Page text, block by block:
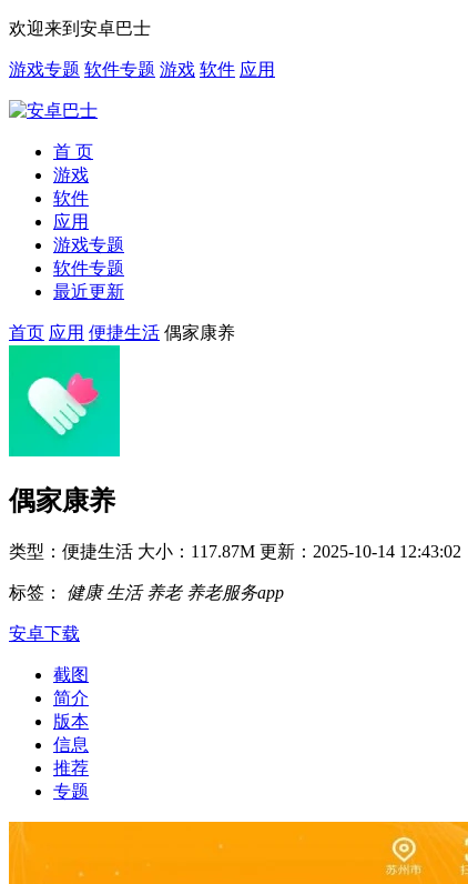
欢迎来到安卓巴士
游戏专题 软件专题 游戏 软件 应用
首 页
游戏
软件
应用
游戏专题
软件专题
最近更新
首页 应用 便捷生活 偶家康养
偶家康养
类型：便捷生活 大小：117.87M 更新：2025-10-14 12:43:02
标签： 健康 生活 养老 养老服务app
安卓下载
截图
简介
版本
信息
推荐
专题